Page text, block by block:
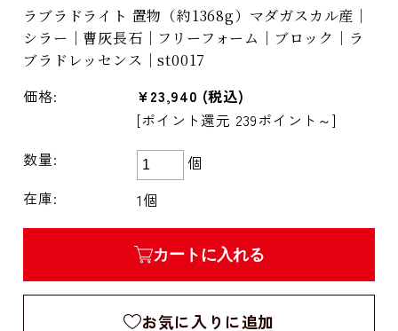
ラブラドライト 置物（約1368g）マダガスカル産｜
シラー｜曹灰長石｜フリーフォーム｜ブロック｜ラ
ブラドレッセンス｜st0017
価格: ¥23,940 (税込)
[ポイント還元 239ポイント～]
数量:
個
在庫:
1個
カートに入れる
お気に入りに追加